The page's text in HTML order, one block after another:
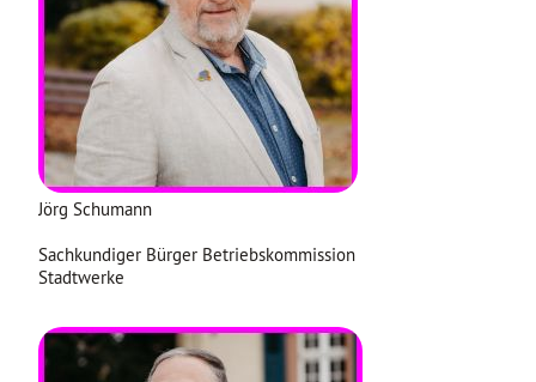
Jörg Schumann
Sachkundiger Bürger Betriebskommission
Stadtwerke